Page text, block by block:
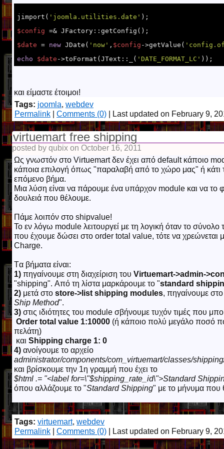
jimport( 'joomla.utilities.date' );
$config =& JFactory::getConfig();
$date = new JDate( 'now' , $config ->getValue(
echo
$date ->toFormat(JText::_( 'DATE_FORMAT_LC' ));
και είμαστε έτοιμοι!
Tags: joomla, webdev
Permalink
Comments (0) | Last updated on February 9,
virtuemart free shipping
posted by qubix on October 16, 2011
Ως γνωστόν στο Virtuemart δεν έχει από default κάποιο
κάποια επιλογή όπως "παραλαβή από το χώρο μας" ή κάτι
επόμενο βήμα.
Μια λύση είναι να πάρουμε ένα υπάρχον module και να το
δουλειά που θέλουμε.
Πάμε λοιπόν στο shipvalue!
To εν λόγω module λειτουργεί με τη λογική όταν το σύνολο
που έχουμε δώσει στο order total value, τότε να
Charge.
Tα βήματα είναι:
1) πηγαίνουμε στη διαχείριση του Virtuemart->admin-
"shipping". Από τη λίστα μαρκάρουμε το "standard
2) μετά στο store->list shipping modules, πηγαίνουμε
Ship Method".
3) στις ιδιότητες του module σβήνουμε τυχόν τιμές που
Order total value 1:10000 (ή κάποιο πολύ μεγάλο ποσό
πελάτη)
και Shipping charge 1: 0
4) ανοίγουμε το αρχείο
administrator/components/com_virtuemart/classes/
και βρίσκουμε την 1η γραμμή που έχει το
$html .= "<label for=\"$shipping_rate_id\">Standard
όπου αλλάζουμε το "Standard Shipping" με το μήνυμα που
Tags: virtuemart, webdev
Permalink
Comments (0) | Last updated on February 9,